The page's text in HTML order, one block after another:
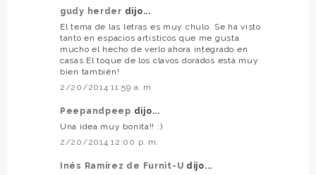
gudy herder dijo...
El tema de las letras es muy chulo. Se ha visto
tanto en espacios artísticos que me gusta
mucho el hecho de verlo ahora integrado en
casas.El toque de los clavos dorados está muy
bien también!
2/20/2014 11:59 a. m.
Peepandpeep dijo...
Una idea muy bonita!! :)
2/20/2014 12:00 p. m.
Inés Ramírez de Furnit-U dijo...